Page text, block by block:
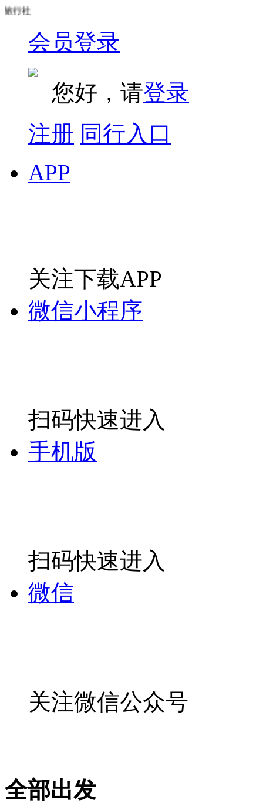
社
会员登录
您好，请登录
注册 同行入口
APP
关注下载APP
微信小程序
扫码快速进入
手机版
扫码快速进入
微信
关注微信公众号
全部出发